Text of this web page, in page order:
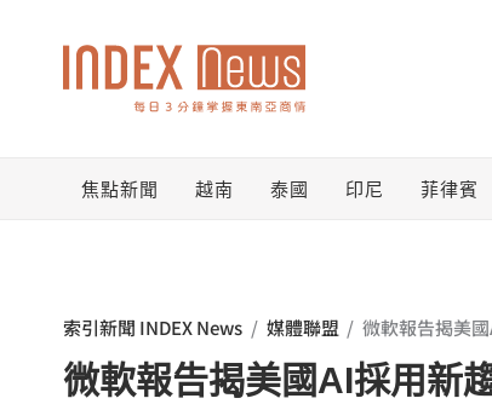
焦點新聞 越南 泰國 印尼 菲律賓
索引新聞 INDEX News / 媒體聯盟 / 微軟報告揭美
微軟報告揭美國AI採用新